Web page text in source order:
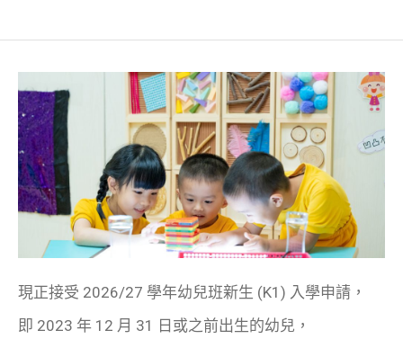
現正接受 2026/27 學年幼兒班新生 (K1) 入學申請，
即 2023 年 12 月 31 日或之前出生的幼兒，